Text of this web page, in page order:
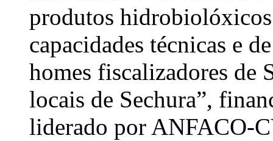
produtos
capacidades técnicas e
homes fiscalizadores de
locais de Sechura”,
liderado por ANFACO-